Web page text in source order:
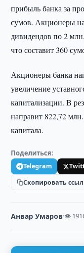
прибыль банка за
сумов. Акционеры
дивидендов по 2
что составит 360
Акционеры банка
увеличение
капитализации. В
направит 822,72
капитала.
Поделиться:
Telegram
Скопировать
Анвар Умаров·👁